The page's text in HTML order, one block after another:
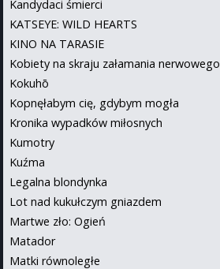
Kandydaci śmierci
KATSEYE: WILD HEARTS
KINO NA TARASIE
Kobiety na skraju załamania nerwowego
Kokuhō
Kopnęłabym cię, gdybym mogła
Kronika wypadków miłosnych
Kumotry
Kuźma
Legalna blondynka
Lot nad kukułczym gniazdem
Martwe zło: Ogień
Matador
Matki równoległe